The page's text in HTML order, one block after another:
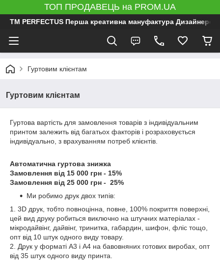
ТОП ПРОДАВЕЦЬ на PROM.UA
ТМ PERFECTUS Перша креативна мануфактура
Гуртовим клієнтам
Гуртовим клієнтам
Гуртова вартість для замовлення товарів з індивідуальним
принтом залежить від багатьох факторів і розраховується
індивідуально, з врахуванням потреб клієнтів.
Автоматична гуртова знижка
Замовлення від 15 000 грн - 15%
Замовлення від 25 000 грн - 25%
Ми робимо друк двох типів:
1. 3D друк, тобто повноцінна, повне, 100% покриття поверхні,
цей вид друку робиться виключно на штучних матеріалах -
мікродайвінг, дайвінг, тринитка, габардин, шифон, фліс тощо,
опт від 10 штук одного виду товару.
2. Друк у форматі А3 і А4 на бавовняних готових виробах, опт
від 35 штук одного виду принта.